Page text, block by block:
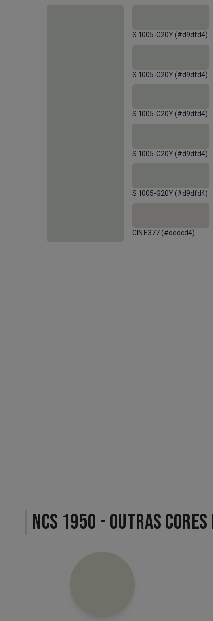
S 1005-G20Y (#d9dfd4)
S 1005-G20Y (#d9dfd4)
S 1005-G20Y (#d9dfd4)
S 1005-G20Y (#d9dfd4)
S 1005-G20Y (#d9dfd4)
CIN E377 (#dedcd4)
NCS 1950 - OUTRAS CORES